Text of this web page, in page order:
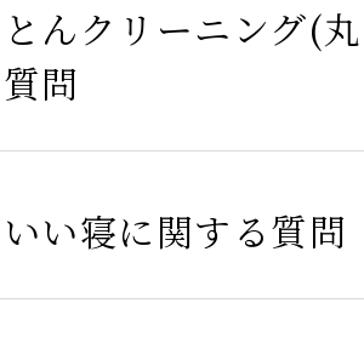
んクリーニング(
問
い寝に関する質問